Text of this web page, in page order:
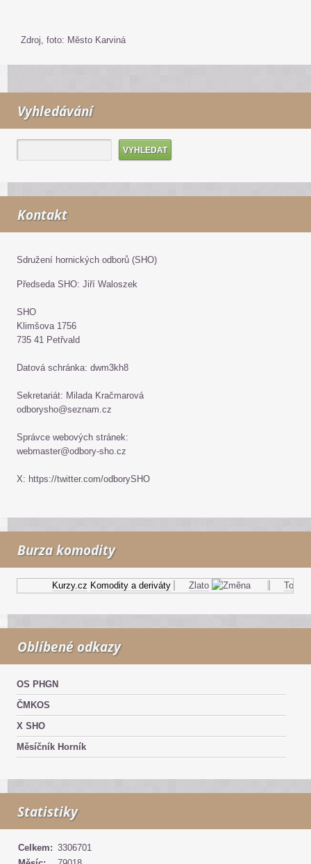
Zdroj, foto: Město Karviná
Vyhledávání
Kontakt
Sdružení hornických odborů (SHO)
Předseda SHO: Jiří Waloszek
SHO
Klimšova 1756
735 41 Petřvald
Datová schránka: dwm3kh8
Sekretariát: Milada Kračmarová
odborysho@seznam.cz
Správce webových stránek:
webmaster@odbory-sho.cz
X: https://twitter.com/odborySHO
Burza komodity
Kurzy.cz Komodity a deriváty Zlato Topný
Oblíbené odkazy
OS PHGN
ČMKOS
X SHO
Měsíčník Horník
Statistiky
Celkem: 3306701